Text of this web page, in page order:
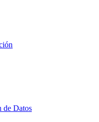
de Datos